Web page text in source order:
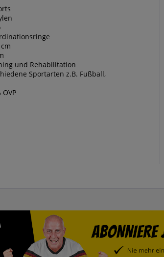
und Rehabilitation
Sportarten z.B. Fußball,